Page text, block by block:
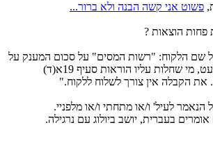
פשוט אני קשה הבנה ולא ברור...
פחות הוצאות ?
שם הלקוח: "רשות המסים" על סכום המענק על
פי סעיף 5 להוראות למעט, מי שחלות עליו הוראות סעיף 19א(ד)
את הקבלה אין צורך לשלוח ללקוח."
לעיל' ו/או מתחתי ו/או מלפניי.
בעברית, יושב ביולוג עם נרגילה.